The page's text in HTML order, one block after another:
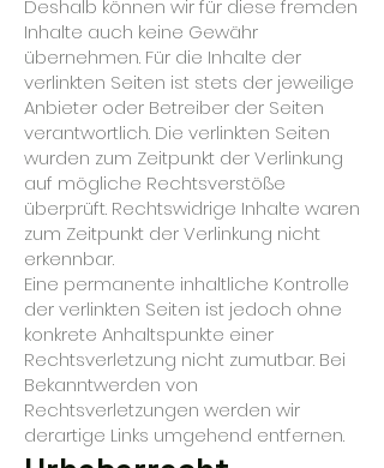
Deshalb können wir für diese fremden
Inhalte auch keine Gewähr
übernehmen. Für die Inhalte der
verlinkten Seiten ist stets der jeweilige
Anbieter oder Betreiber der Seiten
verantwortlich. Die verlinkten Seiten
wurden zum Zeitpunkt der Verlinkung
auf mögliche Rechtsverstöße
überprüft. Rechtswidrige Inhalte waren
zum Zeitpunkt der Verlinkung nicht
erkennbar.
Eine permanente inhaltliche Kontrolle
der verlinkten Seiten ist jedoch ohne
konkrete Anhaltspunkte einer
Rechtsverletzung nicht zumutbar. Bei
Bekanntwerden von
Rechtsverletzungen werden wir
derartige Links umgehend entfernen.